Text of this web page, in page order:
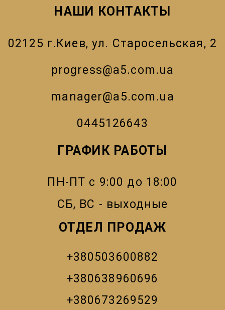
НАШИ КОНТАКТЫ
02125 г.Киев, ул. Старосельская, 2
progress@a5.com.ua
manager@a5.com.ua
0445126643
ГРАФИК РАБОТЫ
ПН-ПТ с 9:00 до 18:00
СБ, ВС - выходные
ОТДЕЛ ПРОДАЖ
+380503600882
+380638960696
+380673269529